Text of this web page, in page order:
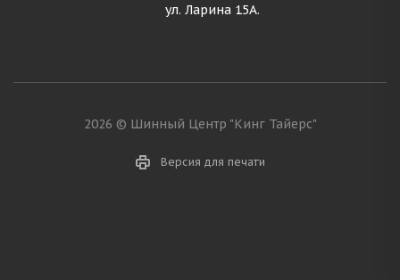
ул. Ларина 15А.
2026 © Шинный Центр "Кинг Тайерс"
Версия для печати